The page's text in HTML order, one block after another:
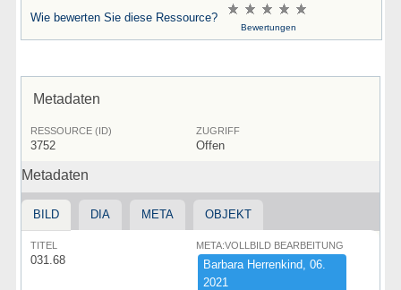
Wie bewerten Sie diese Ressource?
Bewertungen
Metadaten
RESSOURCE (ID)
3752
ZUGRIFF
Offen
Metadaten
BILD DIA META OBJEKT
TITEL
031.68
META:VOLLBILD BEARBEITUNG
Barbara ​Herrenkind,​ ​06.​
2021